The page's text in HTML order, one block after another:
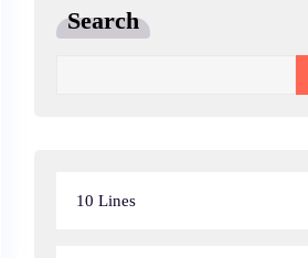
Search
10 Lines